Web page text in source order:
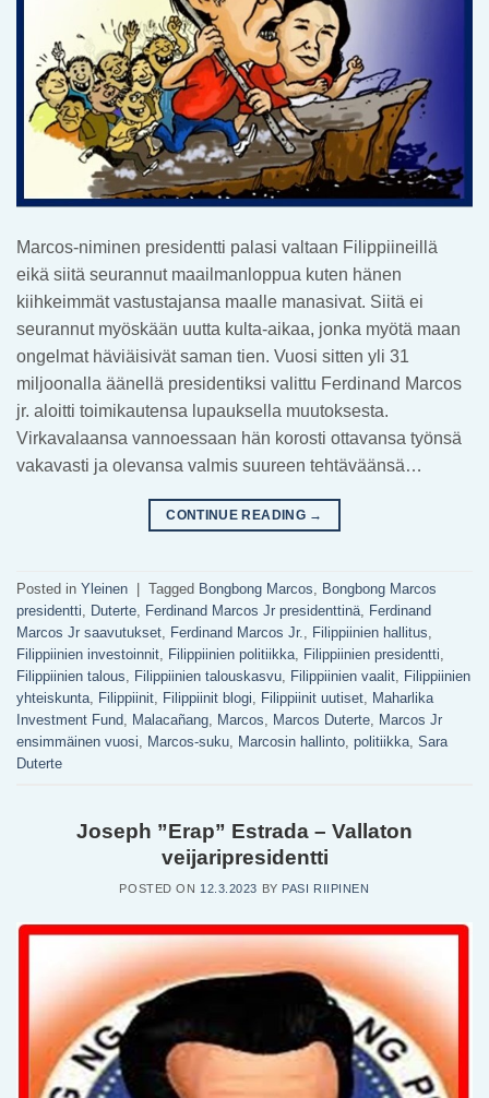
Marcos-niminen presidentti palasi valtaan Filippiineillä
eikä siitä seurannut maailmanloppua kuten hänen
kiihkeimmät vastustajansa maalle manasivat. Siitä ei
seurannut myöskään uutta kulta-aikaa, jonka myötä maan
ongelmat häviäisivät saman tien. Vuosi sitten yli 31
miljoonalla äänellä presidentiksi valittu Ferdinand Marcos
jr. aloitti toimikautensa lupauksella muutoksesta.
Virkavalaansa vannoessaan hän korosti ottavansa työnsä
vakavasti ja olevansa valmis suureen tehtäväänsä…
CONTINUE READING →
Posted in Yleinen Tagged Bongbong Marcos, Bongbong Marcos
presidentti, Duterte, Ferdinand Marcos Jr presidenttinä, Ferdinand
Marcos Jr saavutukset, Ferdinand Marcos Jr., Filippiinien hallitus,
Filippiinien investoinnit, Filippiinien politiikka, Filippiinien presidentti,
Filippiinien talous, Filippiinien talouskasvu, Filippiinien vaalit, Filippiinien
yhteiskunta, Filippiinit, Filippiinit blogi, Filippiinit uutiset, Maharlika
Investment Fund, Malacañang, Marcos, Marcos Duterte, Marcos Jr
ensimmäinen vuosi, Marcos-suku, Marcosin hallinto, politiikka, Sara
Duterte
Joseph ”Erap” Estrada – Vallaton
veijaripresidentti
POSTED ON 12.3.2023 BY PASI RIIPINEN